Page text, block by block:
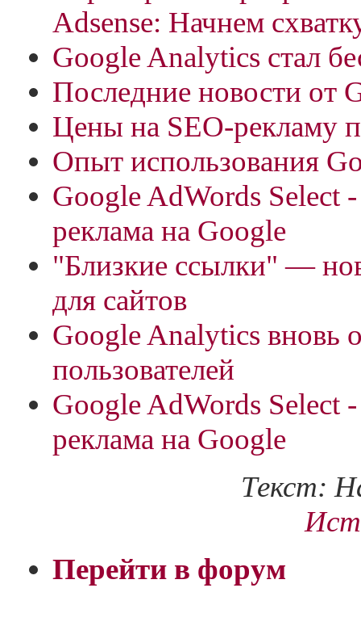
Adsense: Начнем
Google Analytics стал
Последние новости от
Цены на SEO-рекламу
Опыт использования
Google AdWords Select -
реклама на Google
"Близкие ссылки" —
для сайтов
Google Analytics вновь
пользователей
Google AdWords Select -
реклама на Google
Текст:
Перейти в форум